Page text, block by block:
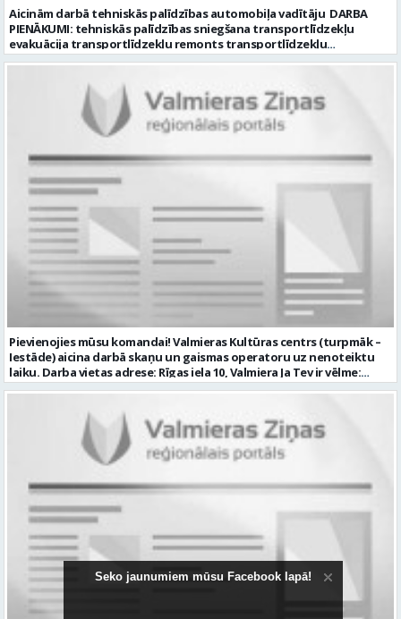
Aicinām darbā tehniskās palīdzības automobiļa vadītāju DARBA
PIENĀKUMI: tehniskās palīdzības sniegšana transportlīdzekļu
evakuācija transportlīdzekļu remonts transportlīdzekļu
sagatavošana tehniskai apskatei PRASĪBAS PRETENDENTIEM:
transportlīdzekļa vadītāja apliecība vēlama D, CE kategorijas
transportlīdzekļa vadītāja pieredze vismaz 2 gadi labas saskarsmes
un komunikācijas prasmes pieredze transportlīdzekļu remontu
veikšanā UZŅĒMUMS PIEDĀVĀ: darbu stabilā uzņēmumā darba
samaksu no 1600 EUR (pirms nodokļu nomaksas) darba laiku pēc
grafika: dežūra 08.00 – 17.00, 2.dežūra 08.00 – 21.00. pilnas sociālās
garantijas veselības apdrošināšanas iespējas dinamisku un
profesionālu darba vidi CV ar norādi vakancei „Tehniskās palīdzības
automobiļa vadītājs” iesniegt: sūtot elektroniski uz info@vtu-
valmiera.lv personīgi SIA „VTU Valmiera”, Reģ.nr. 40003004220,
administrācijas ēkas „Brandeļi”, Brandeļi, Kocēnu pagasts, Valmieras
novads, personāla daļā darba dienās no plkst. 09:00 līdz 16:00.
Sazināsimies ar pretendentiem, kuri būs izvirzīti nākamajai atlases
kārtai. * Iesniegtos personas datus SIA “VTU VALMIERA” izmantos, lai
konkursa kārtībā noteiktu vakancei atbilstošāko kandidātu. Ja
kandidāts vēlas, lai viņa personas dati tiktu saglabāti SIA “VTU
VALMIERA” iekšējā datu bāzē ar mērķi tos apstrādāt citos SIA “VTU
VALMIERA” personāla atlases konkursos, tad pieteikumā vakancei
lūdzam kandidātam norādīt savu piekrišanu personas datu
saglabāšanai. Profesija: AUTOMOBIĻA VADĪTĀJS Darba vietas adrese:
LATVIJA, Brandeļi, Brandeļi, Kocēnu pag., Valmieras nov. Darba laika
veids: Maiņu darbs Darbības joma: Pakalpojumi Pieteikto vietu
skaits: 1 Aktuāla līdz: 2026-08-21 Kontaktpersona: CV ar norādi
vakancei lūdzu sūtīt uz e-pastu info@vtu-valmiera.lv vai iesniegt
Pievienojies mūsu komandai! Valmieras Kultūras centrs (turpmāk –
Iestāde) aicina darbā skaņu un gaismas operatoru uz nenoteiktu
laiku. Darba vietas adrese: Rīgas iela 10, Valmiera Ja Tev ir vēlme:
nodrošināt skaņas un gaismas iekārtu un to vadības sistēmas
operatora pienākumus pasākumos Iestādēs telpās un ārpus tām
Iestādes; piemērot skaņas un gaismas mākslinieciskos risinājumus
pasākumos, plānot un organizēt apskaņošanas un gaismošanas
procesu, kā arī veikt pasākumu apskaņošanu un gaismošanu;
piedalīties Iestādes organizēto pasākumu tehniskajā uzbūvē un
nobūvē, sniegtu tehnisko atbalstu; pārzināt darbā lietojamo
tehnisko un elektroiekārtu darbības principus, lietošanas
noteikumus; un ja Tev ir: vismaz divu gadu pieredze līdzīgā darbā vai
amatā; labas datorprasmes; valsts valodas prasmes atbilstoši Valsts
valodas likuma prasībām; kompetences: prasme patstāvīgi pieņemt
lēmumus un organizēt savu darbu; lieliskas komunikācijas spējas;
precizitāte; pozitīva un atbildīga attieksme pret darbu; prasme
sadarboties un strādāt komandā; mēs piedāvājam: pamatalgu
pārbaudes laikā 985.00 EUR, pēc pārbaudes laika 1035.00 EUR pirms
Seko jaunumiem mūsu Facebook lapā!